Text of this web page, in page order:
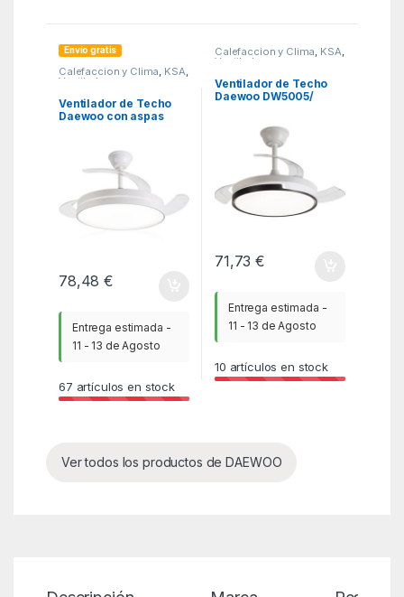
Envío gratis
Calefaccion y Clima, KSA,
Ventiladores y
Ventilador de Techo
Daewoo con aspas
Velocidades
78,48€
Entrega estimada -
11 - 13 de Agosto
67 artículos en stock
Calefaccion y Clima, KSA,
Ventiladores y
Ventilador de Techo
Daewoo DW5005/
71,73€
Entrega estimada -
11 - 13 de Agosto
10 artículos en stock
Ver todos los productos de DAEWOO